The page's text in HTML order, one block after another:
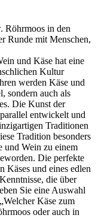
Röhrmoos in den
Runde mit Menschen,
und Käse hat eine
Kultur
werden Käse und
sondern auch als
Die Kunst der
entwickelt und
Traditionen
Tradition besonders
und Wein zu einem
Die perfekte
Käses und eines edlen
die über
Sie eine Auswahl
Käse zum
oder auch in